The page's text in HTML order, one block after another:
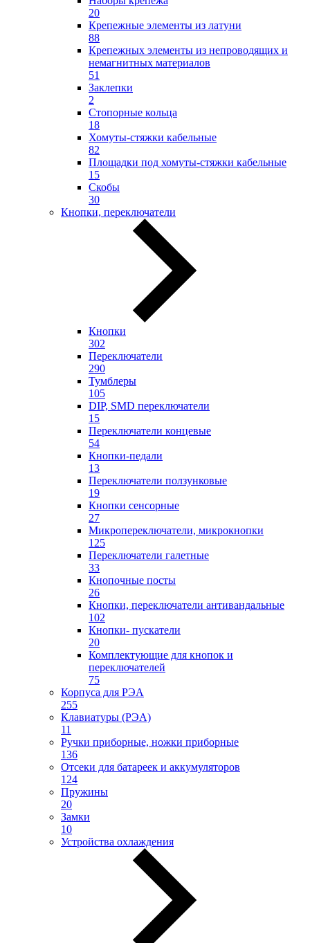
20
Крепежные элементы из латуни
88
Крепежных элементы из непроводящих и
немагнитных материалов
51
Заклепки
2
Стопорные кольца
18
Хомуты-стяжки кабельные
82
Площадки под хомуты-стяжки кабельные
15
Скобы
30
Кнопки, переключатели
Кнопки
302
Переключатели
290
Тумблеры
105
DIP, SMD переключатели
15
Переключатели концевые
54
Кнопки-педали
13
Переключатели ползунковые
19
Кнопки сенсорные
27
Микропереключатели, микрокнопки
125
Переключатели галетные
33
Кнопочные посты
26
Кнопки, переключатели антивандальные
102
Кнопки- пускатели
20
Комплектующие для кнопок и
переключателей
75
Корпуса для РЭА
255
Клавиатуры (РЭА)
11
Ручки приборные, ножки приборные
136
Отсеки для батареек и аккумуляторов
124
Пружины
20
Замки
10
Устройства охлаждения